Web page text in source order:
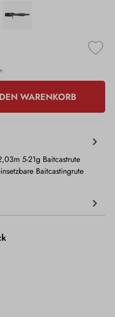
WARENKORB
5-21g Baitcastrute
Baitcastingrute